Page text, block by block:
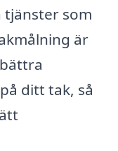
tjänster som
är
ditt tak, så